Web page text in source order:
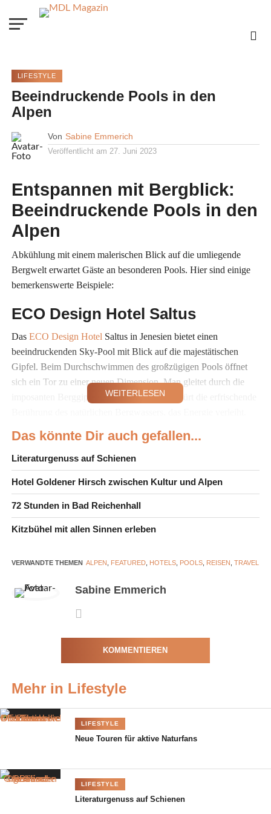
LIFESTYLE
Beeindruckende Pools in den
Alpen
Von Sabine Emmerich
Veröffentlicht am 27. Juni 2023
Entspannen mit Bergblick:
Beeindruckende Pools in den
Alpen
Abkühlung mit einem malerischen Blick auf die umliegende
Bergwelt erwartet Gäste an besonderen Pools. Hier sind einige
bemerkenswerte Beispiele:
ECO Design Hotel Saltus
Das ECO Design Hotel Saltus in Jenesien bietet einen
beeindruckenden Sky-Pool mit Blick auf die majestätischen
Gipfel. Beim Durchschwimmen des großzügigen Pools öffnet
sich ein Tor zu einer neuen Dimension. Man gleitet durch die
imposanten Berggipfel der Dolomiten und spürt die erfrischende
Boutiquehotel Werdenfelserei in
der Garmisch-Partenkirchen
Zugspitz Region
Das Boutiquehotel Werdenfelserei
Partenkirchen Zugspitz Region bietet einen Rooftop-Pool mit
Blick auf die Zugspitze und die Dächer von Garmisch-
schwimmen und die spektakuläre Bergkulisse genießen.
Amadeus Ora & Amore
Im charmanten Weindorf Auer im Süden Südtirols haben die
WEITERLESEN
Das könnte Dir auch gefallen...
Literaturgenuss auf Schienen
Hotel Goldener Hirsch zwischen Kultur und Alpen
72 Stunden in Bad Reichenhall
Kitzbühel mit allen Sinnen erleben
VERWANDTE THEMEN ALPEN FEATURED, HOTELS, POOLS, REISEN TRAVEL
Sabine Emmerich
KOMMENTIEREN
Mehr in Lifestyle
LIFESTYLE
Neue Touren für aktive Naturfans
LIFESTYLE
Literaturgenuss auf Schienen